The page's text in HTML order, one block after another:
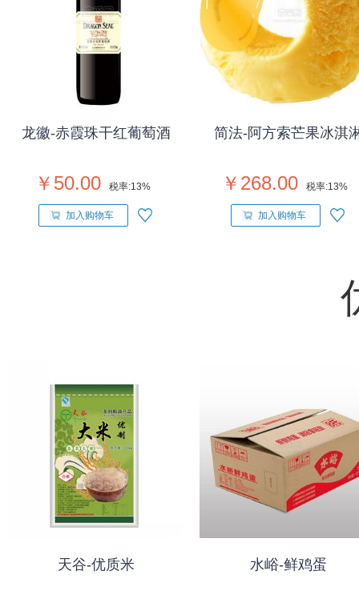
龙徽-赤霞珠干红葡萄酒
￥50.00 税率:13%
加入购物车
简法-阿方索芒果冰淇
￥268.00 税率:13%
加入购物车
天谷-优质米 水峪-鲜鸡蛋